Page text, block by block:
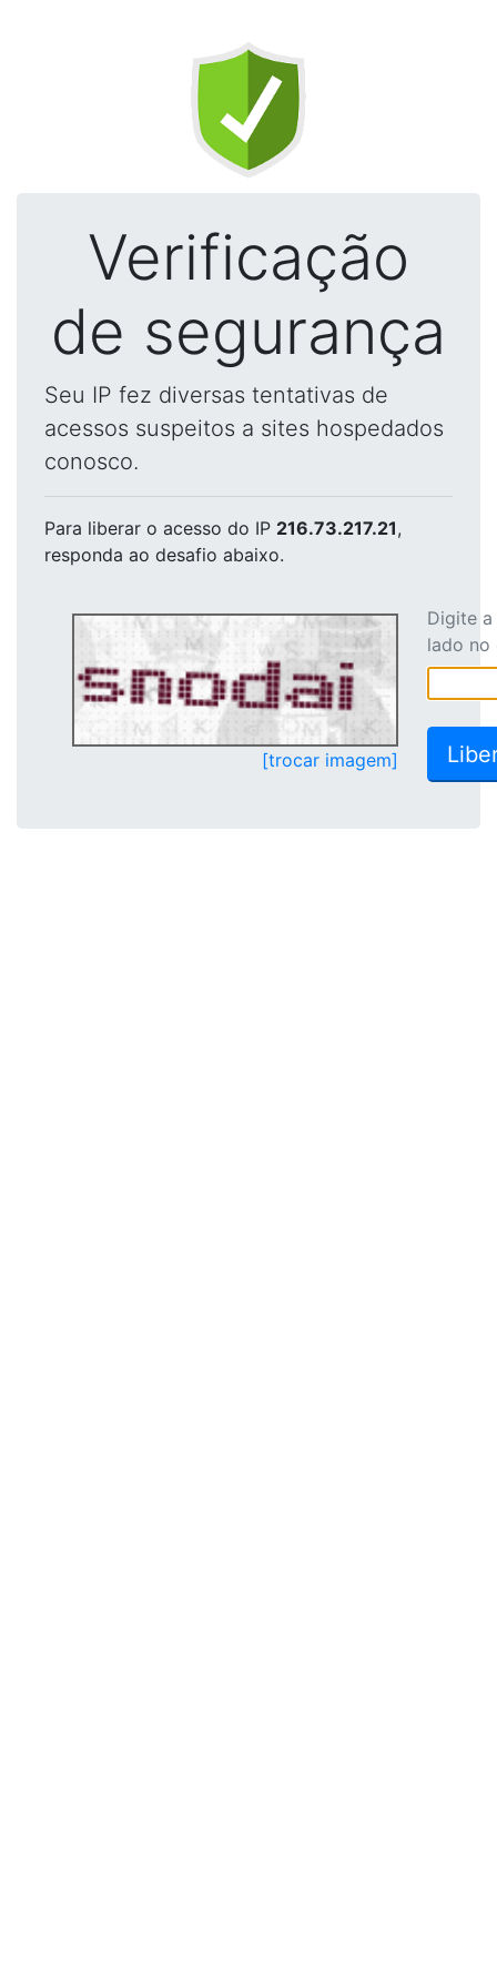
Verificação
de segurança
Seu IP fez diversas tentativas de
acessos suspeitos a sites hospedados
conosco.
Para liberar o acesso do IP 216.73.217.21,
responda ao desafio abaixo.
[trocar imagem]
Digite
lado no